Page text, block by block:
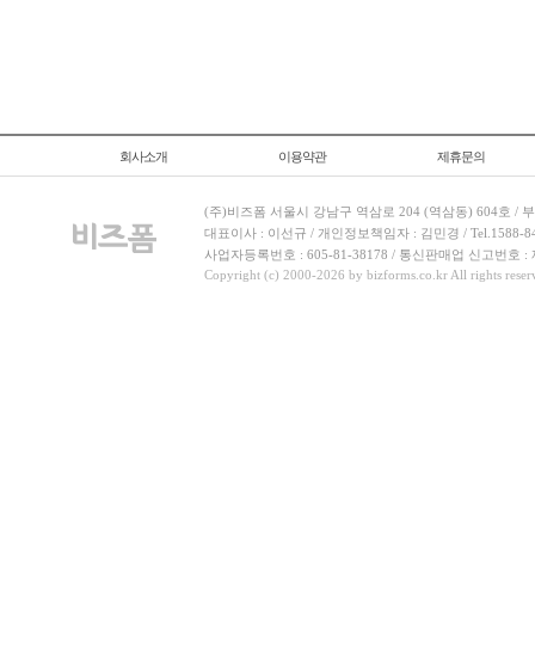
회사소개 이용약관 제휴문의
(주)비즈폼 서울시 강남구 역삼로 204 (역삼동) 604호 /
대표이사 : 이선규 / 개인정보책임자 : 김민경 / Tel.1588-
사업자등록번호 : 605-81-38178 / 통신판매업 신고번호 :
Copyright (c) 2000-2026 by bizforms.co.kr All rights